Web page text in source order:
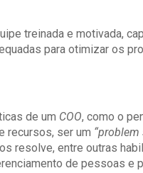
treinada e motivada,
para otimizar os
de um COO, como o
recursos, ser um “problem
resolve, entre outras
de pessoas e